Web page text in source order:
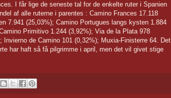
I får lige de seneste tal for de enkelte ruter i Spanien
af alle ruterne i parentes : Camino Frances 17.118
7.941 (25,03%); Camino Portugues langs kysten 1.884
Primitivo 1.244 (3,92%); Via de la Plata 978
Invierno de Camino 101 (0,32%); Muxia-Finisterre 64. Det
har haft så få pilgrimme i april, men det vil givet stige